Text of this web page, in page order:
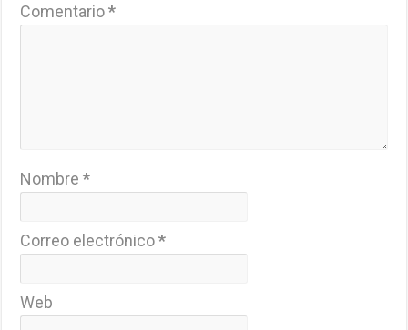
Comentario*
Nombre*
Correo electrónico*
Web